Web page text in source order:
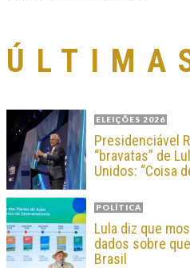
ELEIÇÕES 2026
Presidenciável
“bravatas” de
Unidos: “Coisa
POLÍTICA
Lula diz que
dados sobre
Brasil